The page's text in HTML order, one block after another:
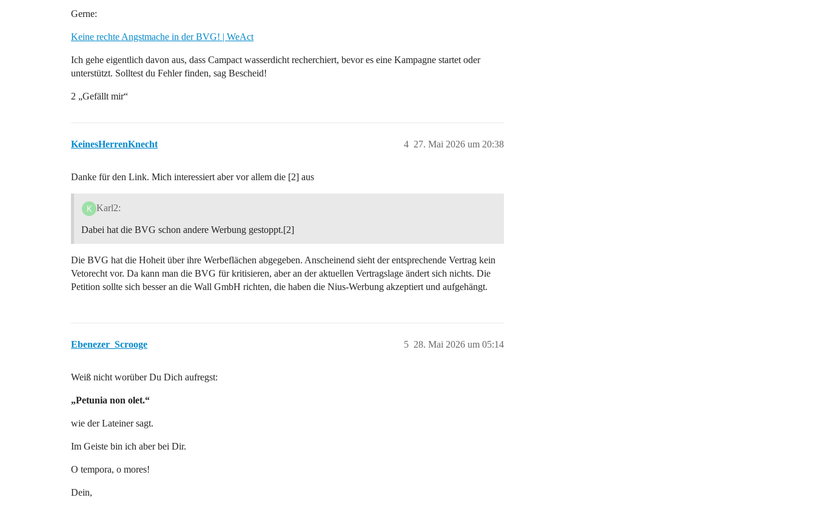
Gerne:
Keine rechte Angstmache in der BVG! | WeAct
Ich gehe eigentlich davon aus, dass Campact wasserdicht recherchiert, bevor es eine Kampagne startet oder
unterstützt. Solltest du Fehler finden, sag Bescheid!
2 „Gefällt mir“
KeinesHerrenKnecht 27. Mai 2026 um 20:38
4
Danke für den Link. Mich interessiert aber vor allem die [2] aus
Karl2:
Dabei hat die BVG schon andere Werbung gestoppt.[2]
Die BVG hat die Hoheit über ihre Werbeflächen abgegeben. Anscheinend sieht der entsprechende Vertrag kein
Vetorecht vor. Da kann man die BVG für kritisieren, aber an der aktuellen Vertragslage ändert sich nichts. Die
Petition sollte sich besser an die Wall GmbH richten, die haben die Nius-Werbung akzeptiert und aufgehängt.
Ebenezer_Scrooge 28. Mai 2026 um 05:14
5
Weiß nicht worüber Du Dich aufregst:
„Petunia non olet.“
wie der Lateiner sagt.
Im Geiste bin ich aber bei Dir.
O tempora, o mores!
Dein,